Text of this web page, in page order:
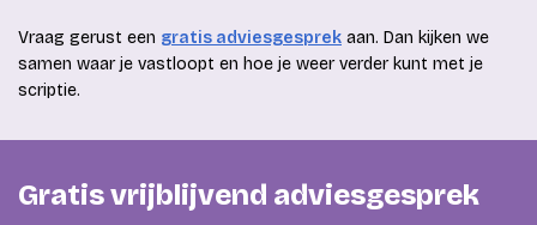
Vraag gerust een gratis adviesgesprek aan. Dan kijken we
samen waar je vastloopt en hoe je weer verder kunt met je
scriptie.
Gratis vrijblijvend adviesgesprek